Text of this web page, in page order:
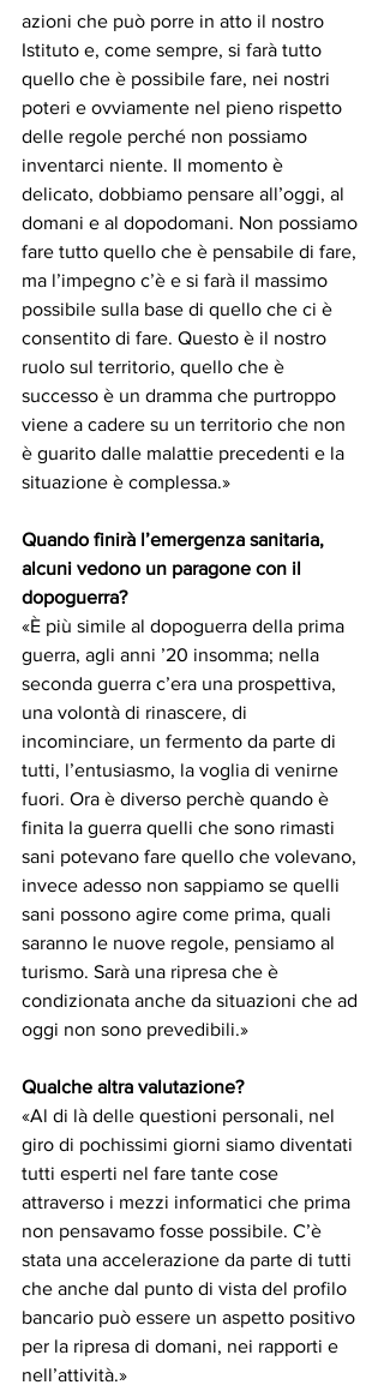
azioni che può porre in atto il nostro
Istituto e, come sempre, si farà tutto
quello che è possibile fare, nei nostri
poteri e ovviamente nel pieno rispetto
delle regole perché non possiamo
inventarci niente. Il momento è
delicato, dobbiamo pensare all’oggi, al
domani e al dopodomani. Non possiamo
fare tutto quello che è pensabile di fare,
ma l’impegno c’è e si farà il massimo
possibile sulla base di quello che ci è
consentito di fare. Questo è il nostro
ruolo sul territorio, quello che è
successo è un dramma che purtroppo
viene a cadere su un territorio che non
è guarito dalle malattie precedenti e la
situazione è complessa.»
Quando finirà l’emergenza sanitaria,
alcuni vedono un paragone con il
dopoguerra?
«È più simile al dopoguerra della prima
guerra, agli anni ’20 insomma; nella
seconda guerra c’era una prospettiva,
una volontà di rinascere, di
incominciare, un fermento da parte di
tutti, l’entusiasmo, la voglia di venirne
fuori. Ora è diverso perchè quando è
finita la guerra quelli che sono rimasti
sani potevano fare quello che volevano,
invece adesso non sappiamo se quelli
sani possono agire come prima, quali
saranno le nuove regole, pensiamo al
turismo. Sarà una ripresa che è
condizionata anche da situazioni che ad
oggi non sono prevedibili.»
Qualche altra valutazione?
«Al di là delle questioni personali, nel
giro di pochissimi giorni siamo diventati
tutti esperti nel fare tante cose
attraverso i mezzi informatici che prima
non pensavamo fosse possibile. C’è
stata una accelerazione da parte di tutti
che anche dal punto di vista del profilo
bancario può essere un aspetto positivo
per la ripresa di domani, nei rapporti e
nell’attività.»